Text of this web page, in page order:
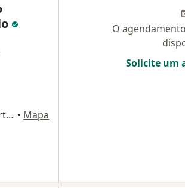
Rua General João Telles 542 - 1003, Porto Alegre • Mapa
O
Solicite um